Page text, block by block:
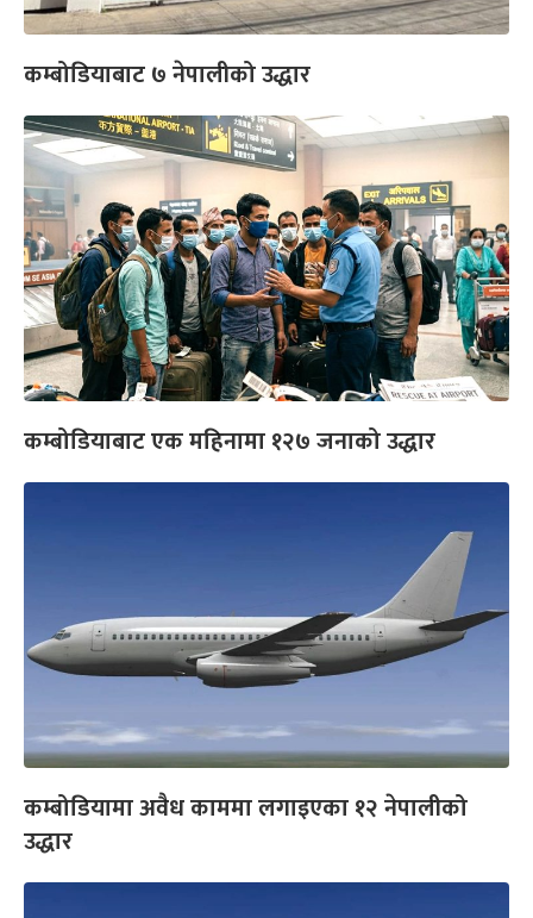
कम्बोडियाबाट ७ नेपालीको उद्धार
कम्बोडियाबाट एक महिनामा १२७ जनाको उद्धार
कम्बोडियामा अवैध काममा लगाइएका १२ नेपालीको
उद्धार